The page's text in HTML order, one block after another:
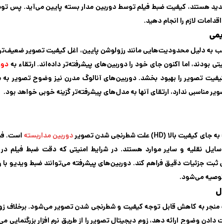
هستند، کیفیت ضبط فیلم توسط دوربین مدار بسته پایین می‌آید. پس
لازم را انجام دهید.
به دلیل محدودیت‌هایی مانند رزولوشن پایین، اغل کیفیت تصویر
اما اکنون جای خود را دوربین‌های پیشرفته‌تر داده‌اند. ارتقاء به
تصویر را بهبود بخشد. دوربین‌های آنالوگ مدرن نیز وضوح تصویر به
مناسبی ندارد، ارتقای آنها به مدل‌های پیشرفته‌تر گزینه خوبی خواهد بود.
دوربین مداربسته
نقلیه و سایر موارد هستند. در شرایط امنیتی که دقت ضبط فیلم
منجر به کاهش قابل توجه کیفیت و شطرنجی شدن تصویر می‌شود. برخلاف زوم
وضوح ارائه دهد، زوم دیجیتال تصویر را از طریق نرم‌ افزار